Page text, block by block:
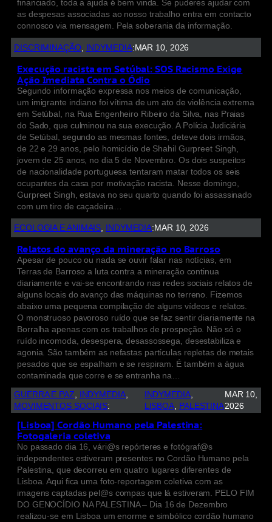
financiado, toda a ajuda é bem vinda. Se puderes ajudar com
as despesas associadas ao nosso trabalho entra em contacto
connosco via mensagem. Pela soberania da informação.
DISCRIMINAÇÃO, INDYMEDIA:MAR 10, 2026
Execução racista em Setúbal: SOS Racismo Exige
Ação Imediata Contra o Ódio
Segundo informação expressa nos meios de comunicação,
um imigrante indiano foi vítima de um ato de violência extrema
em Setúbal, na Rua Engenheiro Ribeiro da Silva, nas Praias
do Sado, que culminou na sua execução. A Polícia Judiciária
de Setúbal, segundo as mesmas fontes, deteve dois irmãos,
de 22 e 29 anos, pelo homicídio de Shahil Gurpreet Singh,
jovem de 25 anos, no dia 5 de Novembro. Os dois suspeitos
de nacionalidade portuguesa tentaram matar todos os seis
ocupantes da casa por motivação racista. Nesse domingo,
Gurpreet Singh, estava no seu quarto quando foi assassinado
com um tiro de caçadeira…
ECOLOGIA E ANIMAIS, INDYMEDIA: MAR 10, 2026
Relatos do avanço da mineração no Barroso
Apesar de pouco ou nada se ouvir falar nas notícias, em
Terras de Barroso a luta contra a mineração continua
diariamente e vai-se encontrando nas redes sociais relatos de
alguns locais do avanço das máquinas no terreno. Fizemos
abaixo uma pequena compilação de alguns vídeos e relatos.
O monstruoso pavoroso ruído que se faz sentir diariamente na
Borralha apenas com os trabalhos de prospeção. Não só o
ruído incomoda, desespera, desassossega, desestabiliza e
agonia. São também as nefastas partículas repletas de metais
pesados que se espalham e se respiram. É também a água
contaminada que corre e se entranha na…
GUERRA E PAZ, INDYMEDIA
MOVIMENTOS SOCIAIS:
INDYMEDIA
LISBOA, PALESTINA
MAR 10,
2026
[Lisboa] Cordão Humano pela Palestina:
Fotogaleria coletiva
No passado dia 16, vári@s repórteres e fotógraf@s
independentes estiveram presentes no Cordão Humano pela
Palestina, que decorreu em quatro lugares diferentes de
Lisboa. Aqui fica uma foto-reportagem coletiva com as
imagens captadas pel@s compas que lá estiveram. PELO FIM
DO GENOCÍDIO NA PALESTINA – Dia 16 de Dezembro
realizou-se em Lisboa um enorme e simbólico cordão humano